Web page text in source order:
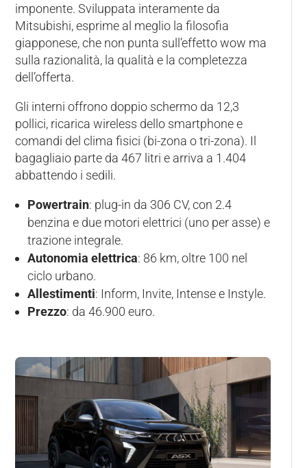
imponente. Sviluppata interamente da
Mitsubishi, esprime al meglio la filosofia
giapponese, che non punta sull’effetto wow ma
sulla razionalità, la qualità e la completezza
dell’offerta.
Gli interni offrono doppio schermo da 12,3
pollici, ricarica wireless dello smartphone e
comandi del clima fisici (bi-zona o tri-zona). Il
bagagliaio parte da 467 litri e arriva a 1.404
abbattendo i sedili.
Powertrain: plug-in da 306 CV, con 2.4
benzina e due motori elettrici (uno per asse) e
trazione integrale.
Autonomia elettrica: 86 km, oltre 100 nel
ciclo urbano.
Allestimenti: Inform, Invite, Intense e Instyle.
Prezzo: da 46.900 euro.